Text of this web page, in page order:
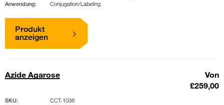
Anwendung:
Conjugation/Labeling
Produkt
anzeigen
Azide Agarose
Von
£259,00
SKU:
CCT-1038